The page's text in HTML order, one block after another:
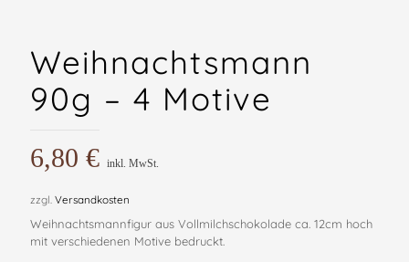
Weihnachtsmann
90g – 4 Motive
6,80 € inkl. MwSt.
zzgl. Versandkosten
Weihnachtsmannfigur aus Vollmilchschokolade ca. 12cm hoch
mit verschiedenen Motive bedruckt.